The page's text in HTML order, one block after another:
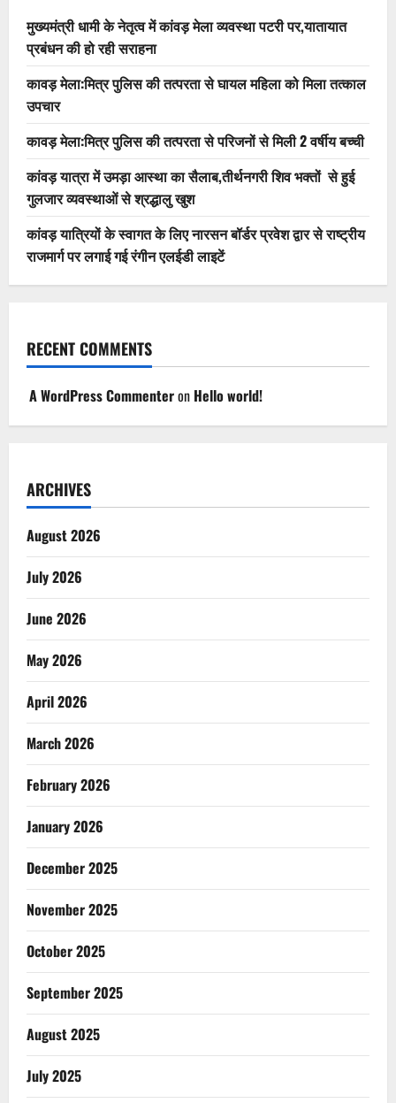
मुख्यमंत्री धामी के नेतृत्व में कांवड़ मेला व्यवस्था पटरी पर,यातायात
प्रबंधन की हो रही सराहना
कावड़ मेला:मित्र पुलिस की तत्परता से घायल महिला को मिला तत्काल
उपचार
कावड़ मेला:मित्र पुलिस की तत्परता से परिजनों से मिली 2 वर्षीय बच्ची
कांवड़ यात्रा में उमड़ा आस्था का सैलाब,तीर्थनगरी शिव भक्तों से हुई
गुलजार व्यवस्थाओं से श्रद्धालु खुश
कांवड़ यात्रियों के स्वागत के लिए नारसन बॉर्डर प्रवेश द्वार से राष्ट्रीय
राजमार्ग पर लगाई गई रंगीन एलईडी लाइटें
RECENT COMMENTS
A WordPress Commenteron Hello world!
ARCHIVES
August 2026
July 2026
June 2026
May 2026
April 2026
March 2026
February 2026
January 2026
December 2025
November 2025
October 2025
September 2025
August 2025
July 2025